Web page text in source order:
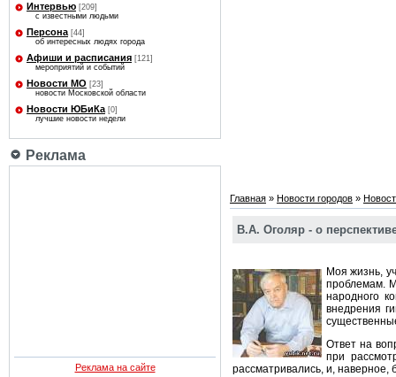
Интервью [209]
с известными людьми
Персона [44]
об интересных людях города
Афиши и расписания [121]
мероприятий и событий
Новости МО [23]
новости Московской области
Новости ЮБиКа [0]
лучшие новости недели
Реклама
Реклама на сайте
Главная » Новости городов »
В.А. Оголяр - о
Моя жизнь,
проблемам.
народного
внедрения
Ответ на
при
рассматривались, и, наверное,